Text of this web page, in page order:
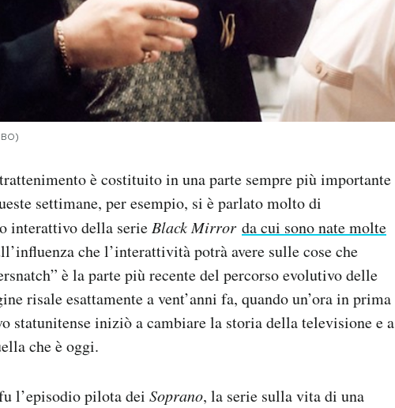
è costituito in una parte sempre più importante
settimane, per esempio, si è parlato molto di
interattivo della serieBlack Mirror da cui sono nate molte
che l’interattività potrà avere sulle cose che
è la parte più recente del percorso evolutivo delle
risale esattamente a vent’anni fa, quando un’ora in prima
statunitense iniziò a cambiare la storia della televisione e a
che è oggi.
l’episodio pilota dei Soprano, la serie sulla vita di una